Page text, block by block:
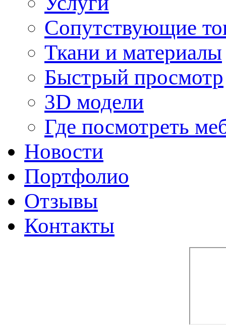
Сопутствующие
Ткани и материалы
Быстрый просмотр
3D модели
Где посмотреть
Новости
Портфолио
Отзывы
Контакты